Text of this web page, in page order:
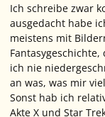
Ich schreibe zwar
ausgedacht habe
meistens mit
ich nie
an was, was mir
Sonst hab ich
Akte X und Star